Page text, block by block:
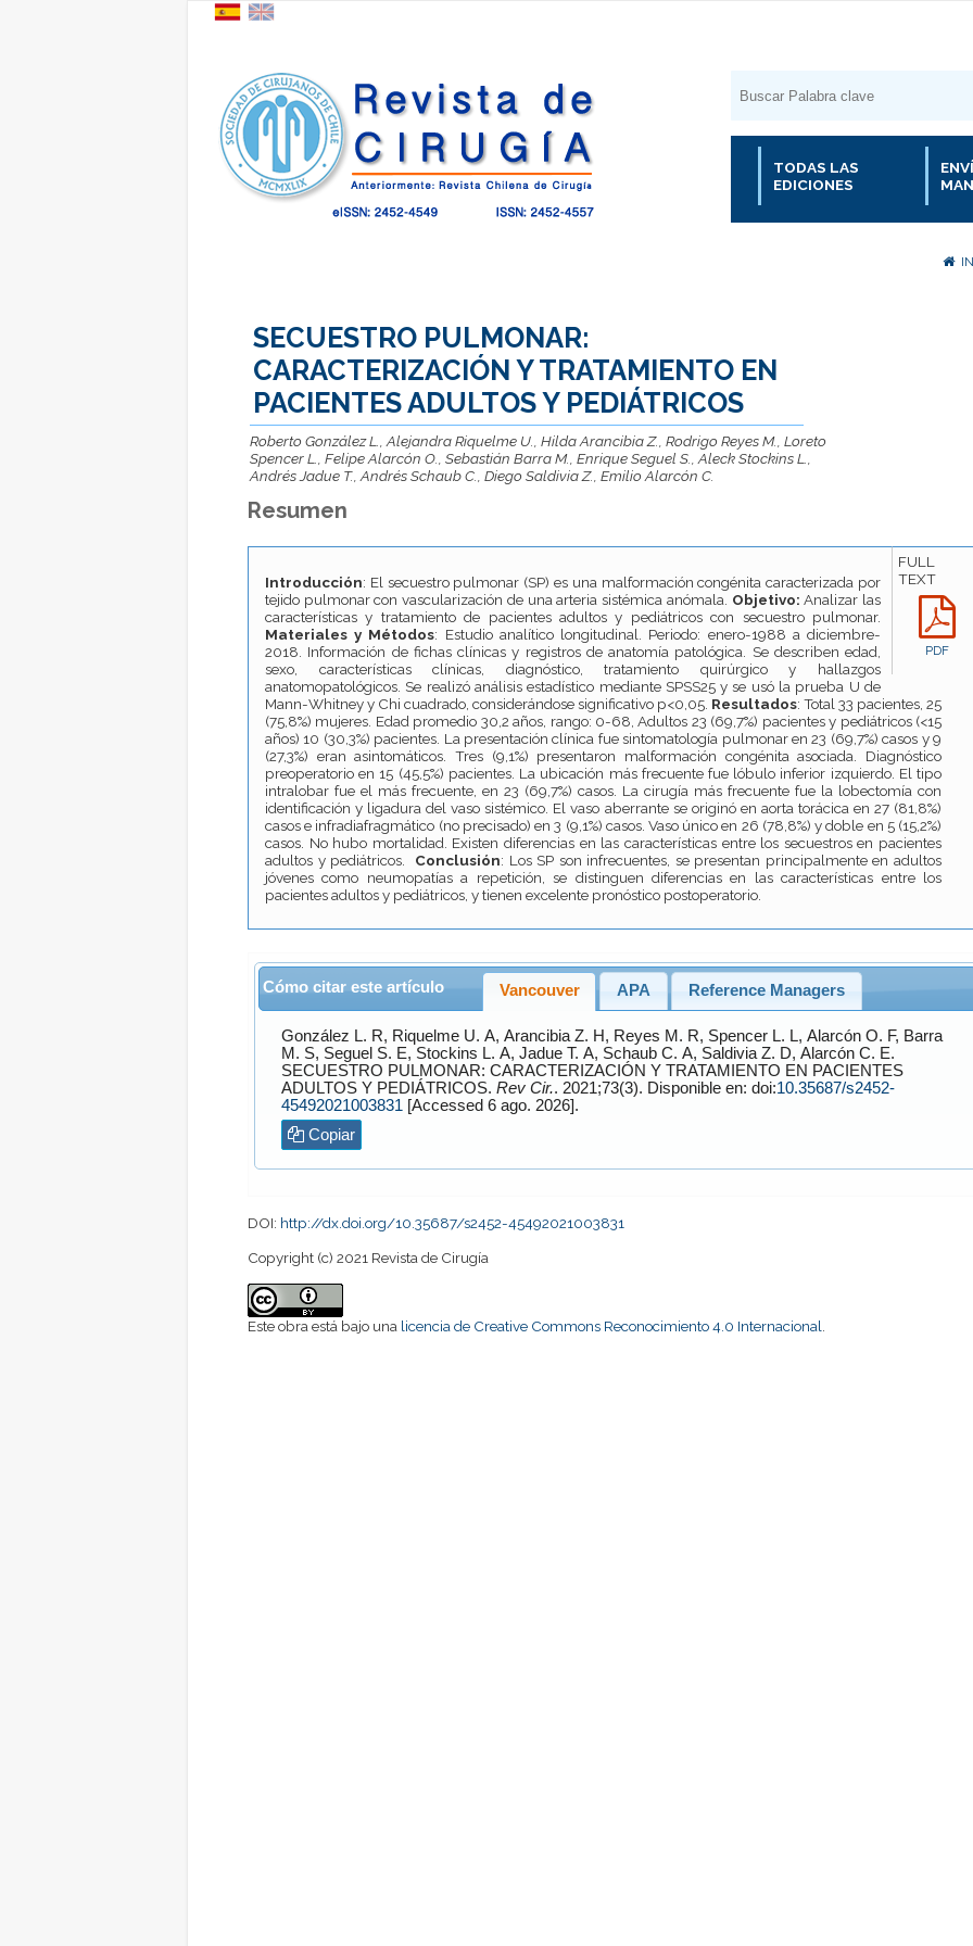
TODAS LAS
EDICIONES
SECUESTRO PULMONAR:
CARACTERIZACIÓN Y TRATAMIENTO EN
PACIENTES ADULTOS Y PEDIÁTRICOS
Roberto González L., Alejandra Riquelme U., Hilda Arancibia Z., Rodrigo Reyes M., Loreto
Spencer L., Felipe Alarcón O., Sebastián Barra M., Enrique Seguel S., Aleck Stockins L.,
Andrés Jadue T., Andrés Schaub C., Diego Saldivia Z., Emilio Alarcón C.
Resumen
FULL
TEXT
PDF
Introducción: El secuestro pulmonar (SP) es una malformación congénita caracterizada por
tejido pulmonar con vascularización de una arteria sistémica anómala. Objetivo: Analizar las
características y tratamiento de pacientes adultos y pediátricos con secuestro pulmonar.
Materiales y Métodos: Estudio analítico longitudinal. Periodo: enero-1988 a diciembre-
2018. Información de fichas clínicas y registros de anatomía patológica. Se describen edad,
sexo, características clínicas, diagnóstico, tratamiento quirúrgico y hallazgos
anatomopatológicos. Se realizó análisis estadístico mediante SPSS25 y se usó la prueba U de
Mann-Whitney y Chi cuadrado, considerándose significativo p<0,05. Resultados: Total 33 pacientes, 25
(75,8%) mujeres. Edad promedio 30,2 años, rango: 0-68, Adultos 23 (69,7%) pacientes y pediátricos (<15
años) 10 (30,3%) pacientes. La presentación clínica fue sintomatología pulmonar en 23 (69,7%) casos y 9
(27,3%) eran asintomáticos. Tres (9,1%) presentaron malformación congénita asociada. Diagnóstico
preoperatorio en 15 (45,5%) pacientes. La ubicación más frecuente fue lóbulo inferior izquierdo. El tipo
intralobar fue el más frecuente, en 23 (69,7%) casos. La cirugía más frecuente fue la lobectomía con
identificación y ligadura del vaso sistémico. El vaso aberrante se originó en aorta torácica en 27 (81,8%)
casos e infradiafragmático (no precisado) en 3 (9,1%) casos. Vaso único en 26 (78,8%) y doble en 5 (15,2%)
casos. No hubo mortalidad. Existen diferencias en las características entre los secuestros en pacientes
adultos y pediátricos.
Conclusión: Los SP son infrecuentes, se presentan principalmente en adultos
jóvenes como neumopatías a repetición, se distinguen diferencias en las características entre los
pacientes adultos y pediátricos, y tienen excelente pronóstico postoperatorio.
Cómo citar este artículo Vancouver APA Reference Managers
González L. R, Riquelme U. A, Arancibia Z. H, Reyes M. R, Spencer L. L, Alarcón O. F, Barra
M. S, Seguel S. E, Stockins L. A, Jadue T. A, Schaub C. A, Saldivia Z. D, Alarcón C. E.
SECUESTRO PULMONAR: CARACTERIZACIÓN Y TRATAMIENTO EN PACIENTES
ADULTOS Y PEDIÁTRICOS. Rev Cir. . 2021;73(3). Disponible en: doi:10.35687/s2452-
45492021003831
[Accessed 6 ago. 2026].
Copiar
DOI: http://dx.doi.org/10.35687/s2452-45492021003831
Copyright (c) 2021 Revista de Cirugía
Este obra está bajo una licencia de Creative Commons Reconocimiento 4.0 Internacional.